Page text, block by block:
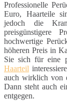
Professionelle
Euro, Haarteile
jedoch die
preisgünstigere
hochwertige
höheren Preis in
Sie sich für eine
Haarteil
auch wirklich von
Dann steht auch
entgegen.